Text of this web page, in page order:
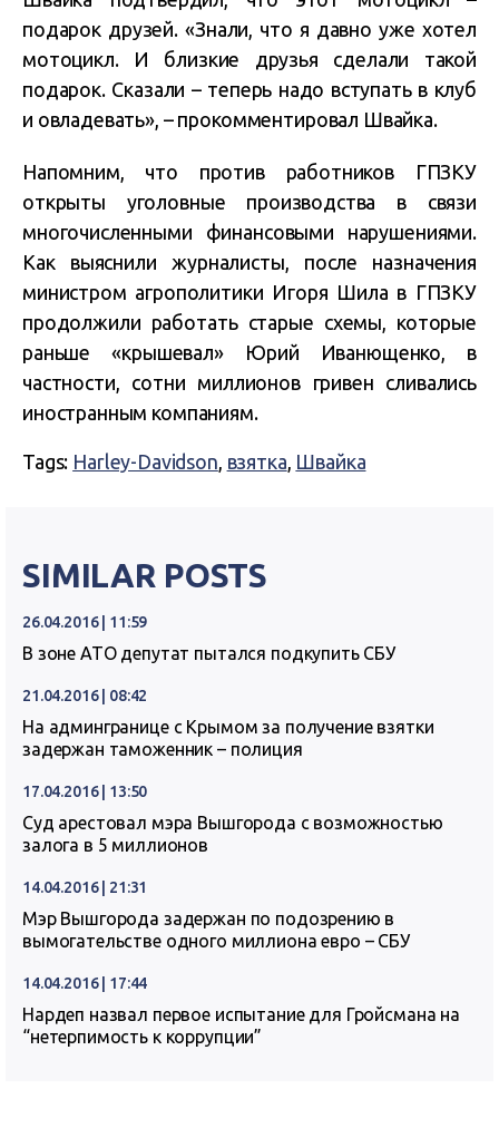
подарок друзей. «Знали, что я давно уже хотел
мотоцикл. И близкие друзья сделали такой
подарок. Сказали – теперь надо вступать в клуб
и овладевать», – прокомментировал Швайка.
Напомним, что против работников ГПЗКУ
открыты уголовные производства в связи
многочисленными финансовыми нарушениями.
Как выяснили журналисты, после назначения
министром агрополитики Игоря Шила в ГПЗКУ
продолжили работать старые схемы, которые
раньше «крышевал» Юрий Иванющенко, в
частности, сотни миллионов гривен сливались
иностранным компаниям.
Tags: Harley-Davidson, взятка, Швайка
SIMILAR POSTS
26.04.2016 | 11:59
В зоне АТО депутат пытался подкупить СБУ
21.04.2016 | 08:42
На админгранице с Крымом за получение взятки
задержан таможенник – полиция
17.04.2016 | 13:50
Суд арестовал мэра Вышгорода с возможностью
залога в 5 миллионов
14.04.2016 | 21:31
Мэр Вышгорода задержан по подозрению в
вымогательстве одного миллиона евро – СБУ
14.04.2016 | 17:44
Нардеп назвал первое испытание для Гройсмана на
“нетерпимость к коррупции”